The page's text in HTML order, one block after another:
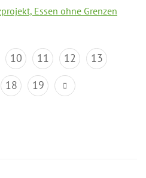
Essen ohne Grenzen
10 11 12
13
18 19